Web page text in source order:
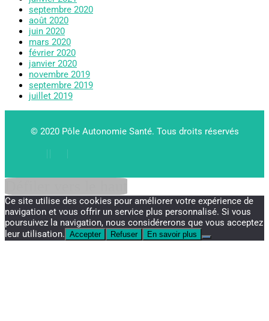
septembre 2020
août 2020
juin 2020
mars 2020
février 2020
janvier 2020
novembre 2019
septembre 2019
juillet 2019
© 2020 Pôle Autonomie Santé. Tous droits réservés
Ce site utilise des cookies pour améliorer votre expérience de
navigation et vous offrir un service plus personnalisé. Si vous
poursuivez la navigation, nous considérerons que vous acceptez
leur utilisation. Accepter Refuser En savoir plus